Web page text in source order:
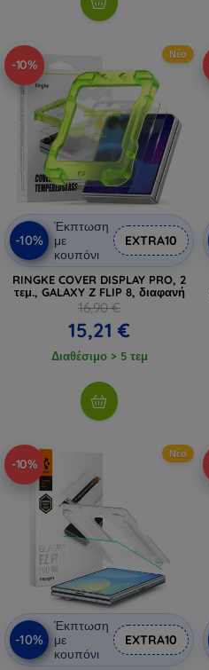
-10%
Νέο
-10%
Έκπτωση
με
κουπόνι
EXTRA10
RINGKE COVER DISPLAY PRO, 2
τεμ., GALAXY Z FLIP 8, διαφανή
16,90 €
15,21 €
Διαθέσιμο > 5 τεμ
-10%
Νέο
-10%
Έκπτωση
με
κουπόνι
EXTRA10